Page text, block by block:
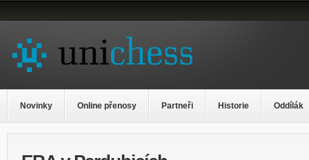
Novinky Online přenosy Partneři Historie Oddílák